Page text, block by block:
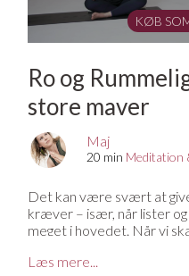
KØB
Ro og
store maver
Maj
20 min Meditation
Det kan være svært at
kræver – især, når lister og
meget i hovedet. Når vi
Derfor starter vi i denne
Læs mere...